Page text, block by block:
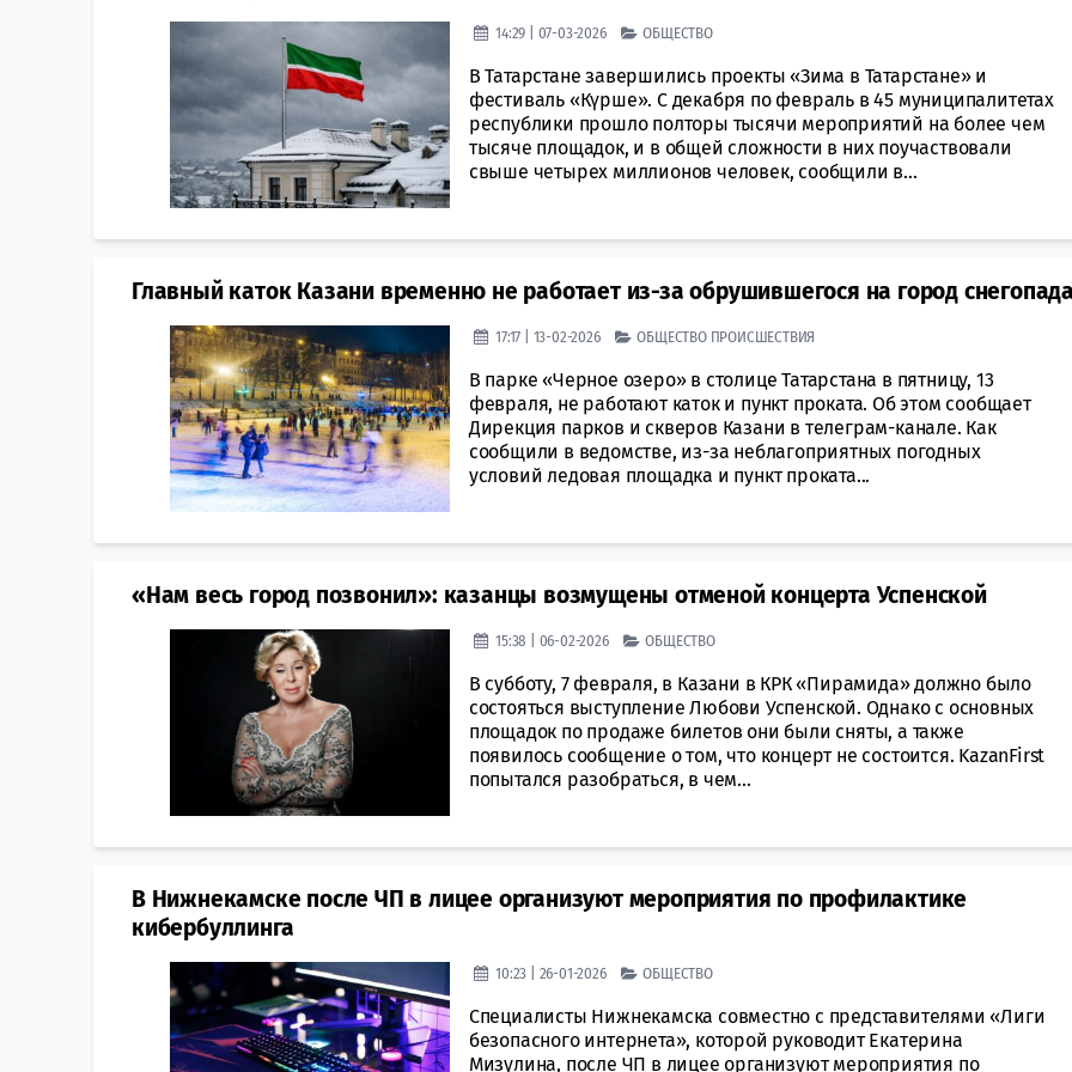
14:29 | 07-03-2026 ОБЩЕСТВО
В Татарстане завершились проекты «Зима в Татарстане» и
фестиваль «Күрше». С декабря по февраль в 45 муниципалитетах
республики прошло полторы тысячи мероприятий на более чем
тысяче площадок, и в общей сложности в них поучаствовали
свыше четырех миллионов человек, сообщили в...
Главный каток Казани временно не работает из-за обрушившегося на город
17:17 | 13-02-2026 ОБЩЕСТВО ПРОИСШЕСТВИЯ
В парке «Черное озеро» в столице Татарстана в пятницу, 13
февраля, не работают каток и пункт проката. Об этом сообщает
Дирекция парков и скверов Казани в телеграм-канале. Как
сообщили в ведомстве, из-за неблагоприятных погодных
условий ледовая площадка и пункт проката...
«Нам весь город позвонил»: казанцы возмущены отменой концерта Успенской
15:38 | 06-02-2026 ОБЩЕСТВО
В субботу, 7 февраля, в Казани в КРК «Пирамида» должно было
состояться выступление Любови Успенской. Однако с основных
площадок по продаже билетов они были сняты, а также
появилось сообщение о том, что концерт не состоится. KazanFirst
попытался разобраться, в чем...
В Нижнекамске после ЧП в лицее организуют мероприятия по профилактике
кибербуллинга
10:23 | 26-01-2026 ОБЩЕСТВО
Специалисты Нижнекамска совместно с представителями «Лиги
безопасного интернета», которой руководит Екатерина
Мизулина, после ЧП в лицее организуют мероприятия по